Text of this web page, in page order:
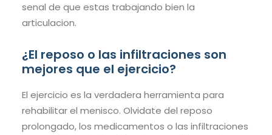
senal de que estas trabajando bien la
articulacion.
¿El reposo o las infiltraciones son
mejores que el ejercicio?
El ejercicio es la verdadera herramienta para
rehabilitar el menisco. Olvidate del reposo
prolongado, los medicamentos o las infiltraciones